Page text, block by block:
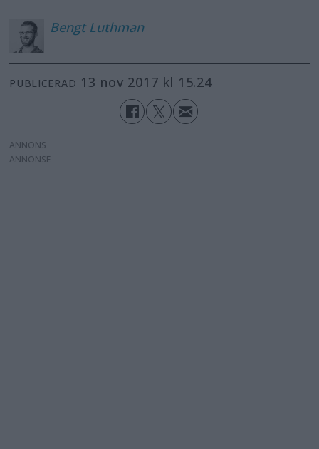
Bengt Luthman
PUBLICERAD 13 nov 2017 kl 15.24
ANNONS